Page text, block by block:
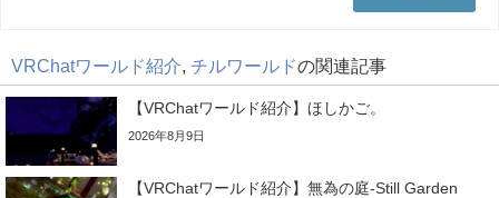
VRChatワールド紹介 チルワールドの関連記事
【VRChatワールド紹介】ほしかご。
2026年8月9日
【VRChatワールド紹介】無為の庭-Still Garden